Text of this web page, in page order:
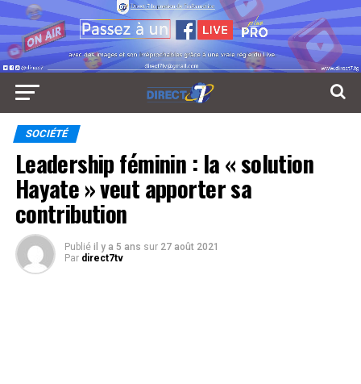
SOCIÉTÉ
Leadership féminin : la « solution
Hayate » veut apporter sa
contribution
Publié il y a 5 ans sur 27 août 2021
Par direct7tv